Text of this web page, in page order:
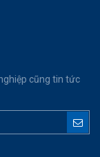
cũng tin tức